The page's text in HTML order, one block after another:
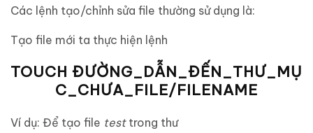
Các lệnh tạo/chỉnh sửa file thường sử dụng là:
Tạo file mới ta thực hiện lệnh
TOUCH ĐƯỜNG_DẪN_ĐẾN_THƯ_MỤ
C_CHƯA_FILE/FILENAME
Ví dụ: Để tạo file testtrong thư